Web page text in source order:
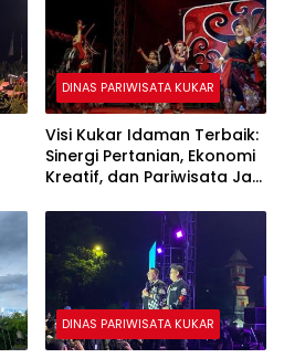
DINAS PARIWISATA KUKAR
Visi Kukar Idaman Terbaik:
Sinergi Pertanian, Ekonomi
Kreatif, dan Pariwisata Jadi
DINAS PARIWISATA KUKAR